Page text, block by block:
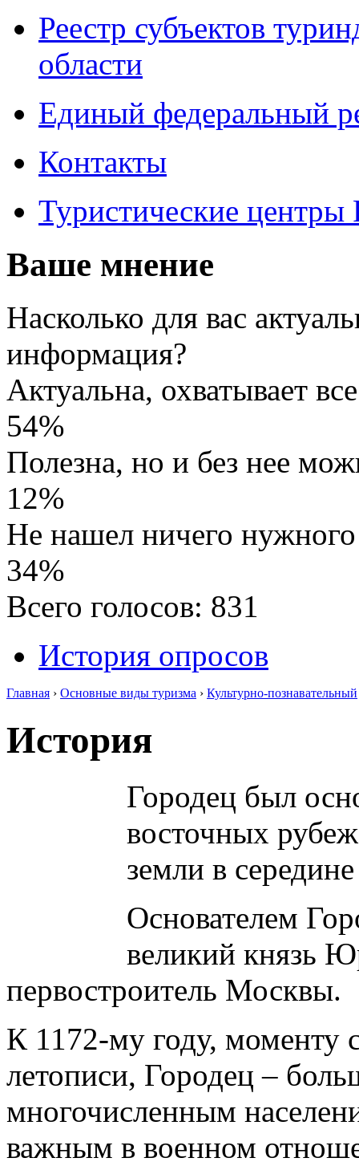
Реестр субъектов
области
Единый федеральный
Контакты
Туристические
Ваше мнение
Насколько для вас
информация?
Актуальна, охватывает
54%
Полезна, но и без нее
12%
Не нашел ничего нужного
34%
Всего голосов: 831
История опросов
Главная › Основные виды туризма › Культурно-познавательный
История
Городец был
восточных
земли в
Основателем
великий князь
первостроитель Москвы.
К 1172-му году, моменту
летописи, Городец –
многочисленным
важным в военном